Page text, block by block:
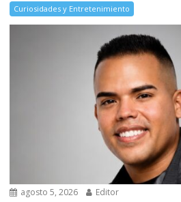
Curiosidades y Entretenimiento
agosto 5, 2026 Editor